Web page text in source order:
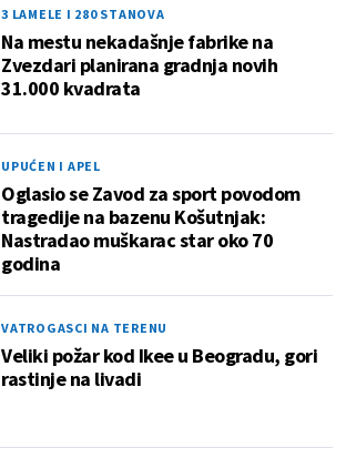
3 LAMELE I 280 STANOVA
Na mestu nekadašnje fabrike na
Zvezdari planirana gradnja novih
31.000 kvadrata
UPUĆEN I APEL
Oglasio se Zavod za sport povodom
tragedije na bazenu Košutnjak:
Nastradao muškarac star oko 70
godina
VATROGASCI NA TERENU
Veliki požar kod Ikee u Beogradu, gori
rastinje na livadi